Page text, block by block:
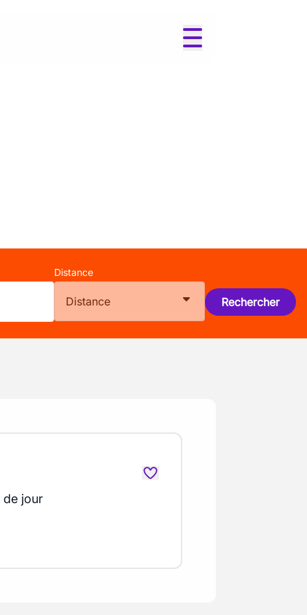
Distance
Distance Rechercher
de jour